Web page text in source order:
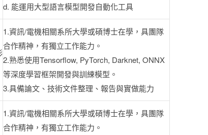
d. 能運用大型語言模型開發自動化工具
1.資訊/電機相關系所大學或碩博士在學，具團隊
合作精神，有獨立工作能力。
2.熟悉使用Tensorflow, PyTorch, Darknet, ONNX
等深度學習框架開發與訓練模型。
3.具備論文、技術文件整理、報告與實做能力
1.資訊/電機相關系所大學或碩博士在學，具團隊
合作精神，有獨立工作能力。